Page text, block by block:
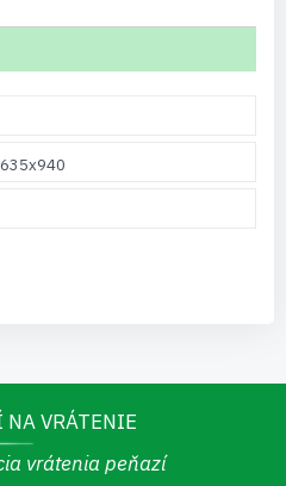
635x940
VRÁTENIE
vrátenia peňazí